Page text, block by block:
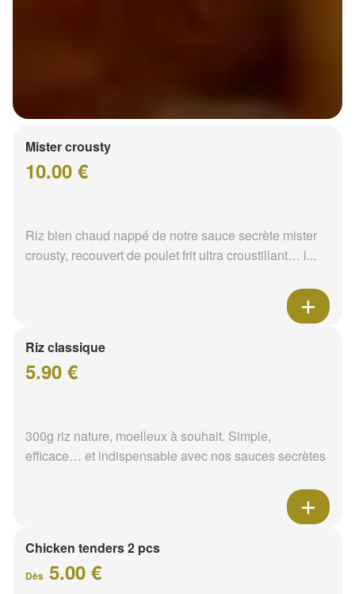
Mister crousty
10.00 €
Riz bien chaud nappé de notre sauce secrète mister
crousty, recouvert de poulet frit ultra croustillant… l...
Riz classique
5.90 €
300g riz nature, moelleux à souhait. Simple,
efficace… et indispensable avec nos sauces secrètes
Chicken tenders 2 pcs
Dès 5.00 €